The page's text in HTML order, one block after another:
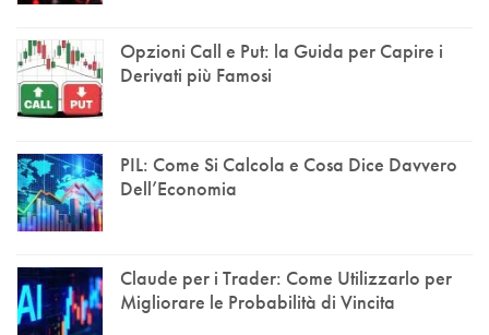
Opzioni Call e Put: la Guida per Capire i
Derivati più Famosi
PIL: Come Si Calcola e Cosa Dice Davvero
Dell’Economia
Claude per i Trader: Come Utilizzarlo per
Migliorare le Probabilità di Vincita